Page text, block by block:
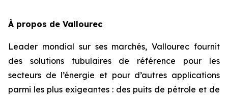
À propos de Vallourec
Leader mondial sur ses marchés, Vallourec fournit
des solutions tubulaires de référence pour les
secteurs de l’énergie et pour d’autres applications
parmi les plus exigeantes : des puits de pétrole et de